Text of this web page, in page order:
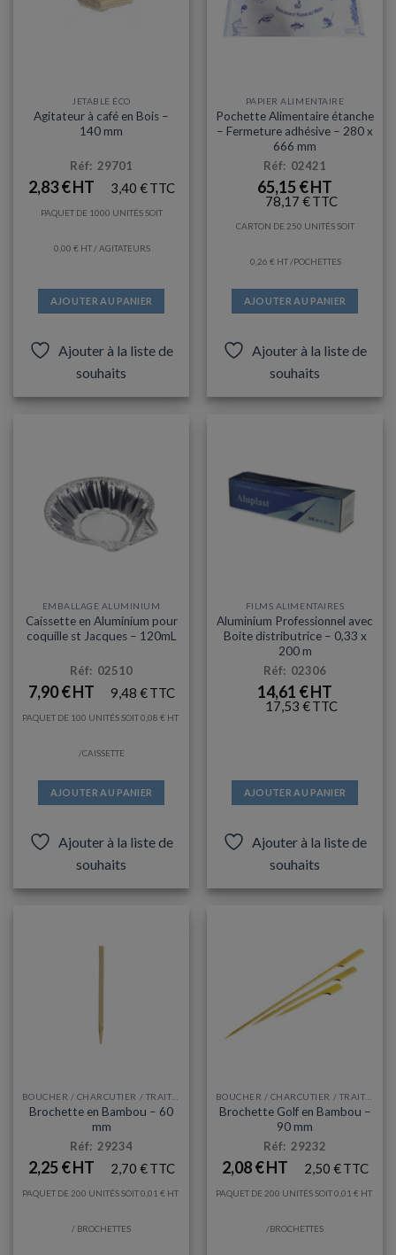
JETABLE ÉCO
Agitateur à café en Bois –
140 mm
Réf: 29701
2,83€ 3,40 €
PAQUET DE 1000 UNITÉS SOIT
0,00 € / AGITATEURS
AJOUTER AU PANIER
Ajouter à la liste de
souhaits
PAPIER ALIMENTAIRE
Pochette Alimentaire étanche
– Fermeture adhésive – 280 x
666 mm
Réf: 02421
65,15€
78,17 €
CARTON DE 250 UNITÉS SOIT
0,26 € /POCHETTES
AJOUTER AU PANIER
Ajouter à la liste de
souhaits
EMBALLAGE ALUMINIUM
Caissette en Aluminium pour
coquille st Jacques – 120mL
Réf: 02510
7,90€ 9,48 €
PAQUET DE 100 UNITÉS SOIT0,08 €
/CAISSETTE
AJOUTER AU PANIER
Ajouter à la liste de
souhaits
FILMS ALIMENTAIRES
Aluminium Professionnel avec
Boite distributrice – 0,33 x
200 m
Réf: 02306
14,61 €
17,53 €
AJOUTER AU PANIER
Ajouter à la liste de
souhaits
Brochette en Bambou – 60
mm
Réf: 29234
2,25€ 2,70 €
PAQUET DE 200 UNITÉS SOIT0,01 €
/ BROCHETTES
Brochette Golf en Bambou –
90 mm
Réf: 29232
2,08€ 2,50 €
PAQUET DE 200 UNITÉS SOIT0,01 €
/BROCHETTES